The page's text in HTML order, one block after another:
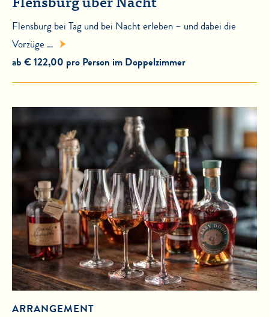
Flensburg über Nacht
Flensburg bei Tag und bei Nacht erleben – und dabei die
Vorzüge …
ab € 122,00 pro Person im Doppelzimmer
ARRANGEMENT